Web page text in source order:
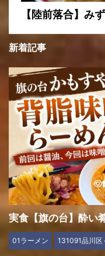
【陸前落合】み
新着記事
実食【旗の台】酔い
01ラーメン 131091品川